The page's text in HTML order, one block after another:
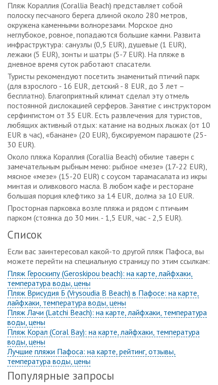
Пляж Кораллия (Corallia Beach) представляет собой
полоску песчаного берега длиной около 280 метров,
окружена каменными волнорезами. Морское дно
неглубокое, ровное, попадаются большие камни. Развита
инфраструктура: санузлы (0,5 EUR), душевые (1 EUR),
лежаки (5 EUR), зонты и шатры (5-7 EUR). На пляже в
дневное время суток работают спасатели.
Туристы рекомендуют посетить знаменитый птичий парк
(для взрослого - 16 EUR, детский - 8 EUR, до 3 лет –
бесплатно). Благоприятный климат сделал эту отмель
постоянной дислокацией серферов. Занятие с инструктором
серфингистом от 35 EUR. Есть развлечения для туристов,
любящих активный отдых: катание на водных лыжах (от 10
EUR в час), «банане» (20 EUR), буксируемом парашюте (25-
30 EUR).
Около пляжа Кораллия (Corallia Beach) обилие таверн с
замечательным рыбным меню: рыбное «мезе» (17-22 EUR),
мясное «мезе» (15-20 EUR) с соусом тарамасалата из икры
минтая и оливкового масла. В любом кафе и ресторане
большая порция клефтико за 14 EUR, долма за 10 EUR.
Просторная парковка возле пляжа и рядом с птичьим
парком (стоянка до 30 мин. - 1,5 EUR, час - 2,5 EUR).
Список
Если вас заинтересовал какой-то другой пляж Пафоса, вы
можете перейти на специальную страницу по этим ссылкам:
Пляж Героскипу (Geroskipou beach): на карте, лайфхаки,
температура воды, цены
Пляж Врисудия Б (Vrysoudia B Beach) в Пафосе: на карте,
лайфхаки, температура воды, цены
Пляж Лачи (Latchi Beach): на карте, лайфхаки, температура
воды, цены
Пляж Корал (Coral Bay): на карте, лайфхаки, температура
воды, цены
Лучшие пляжи Пафоса: на карте, рейтинг, отзывы,
температура воды, цены
Популярные запросы